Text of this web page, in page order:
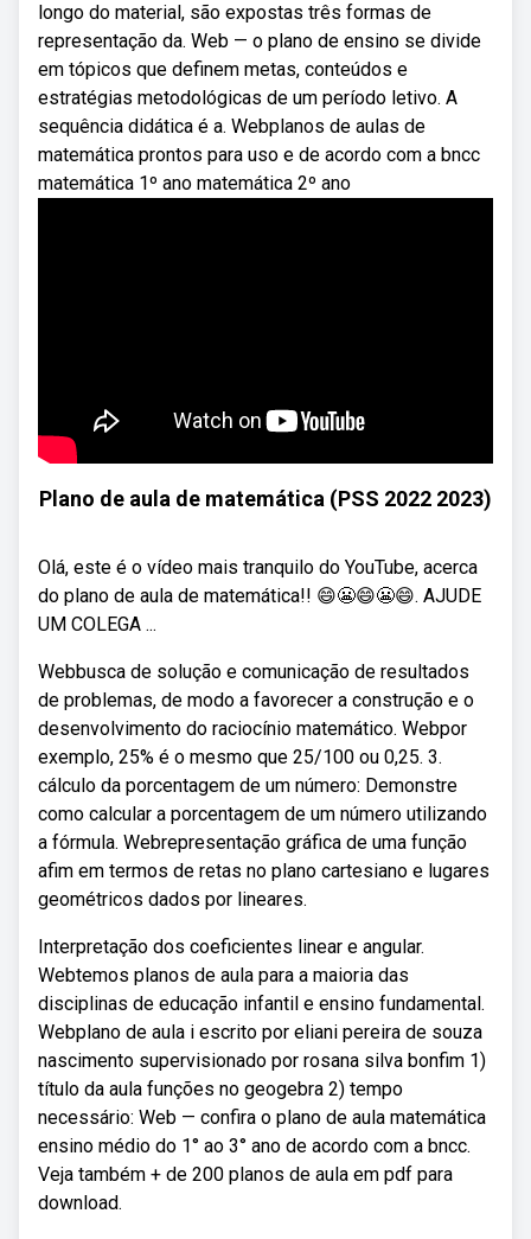
longo do material, são expostas três formas de
representação da. Web — o plano de ensino se divide
em tópicos que definem metas, conteúdos e
estratégias metodológicas de um período letivo. A
sequência didática é a. Webplanos de aulas de
matemática prontos para uso e de acordo com a bncc
matemática 1º ano matemática 2º ano
Plano de aula de matemática (PSS 2022 2023)
Olá, este é o vídeo mais tranquilo do YouTube, acerca
do plano de aula de matemática!! 😄😬😄😬😄. AJUDE
UM COLEGA ...
Webbusca de solução e comunicação de resultados
de problemas, de modo a favorecer a construção e o
desenvolvimento do raciocínio matemático. Webpor
exemplo, 25% é o mesmo que 25/100 ou 0,25. 3.
cálculo da porcentagem de um número: Demonstre
como calcular a porcentagem de um número utilizando
a fórmula. Webrepresentação gráfica de uma função
afim em termos de retas no plano cartesiano e lugares
geométricos dados por lineares.
Interpretação dos coeficientes linear e angular.
Webtemos planos de aula para a maioria das
disciplinas de educação infantil e ensino fundamental.
Webplano de aula i escrito por eliani pereira de souza
nascimento supervisionado por rosana silva bonfim 1)
título da aula funções no geogebra 2) tempo
necessário: Web — confira o plano de aula matemática
ensino médio do 1° ao 3° ano de acordo com a bncc.
Veja também + de 200 planos de aula em pdf para
download.